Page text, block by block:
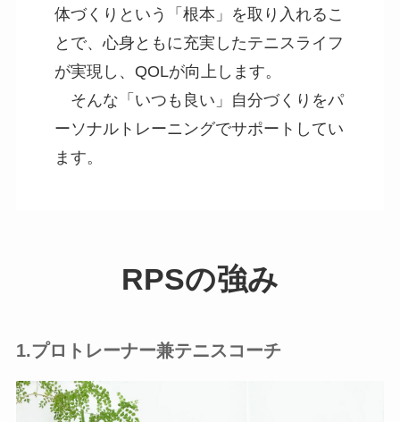
体づくりという「根本」を取り入れるこ
とで、心身ともに充実したテニスライフ
が実現し、QOLが向上します。
そんな「いつも良い」自分づくりをパ
ーソナルトレーニングでサポートしてい
ます。
RPSの強み
1.プロトレーナー兼テニスコーチ